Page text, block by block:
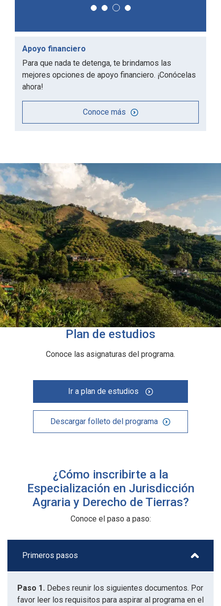
Apoyo financiero
Para que nada te detenga, te brindamos las
mejores opciones de apoyo financiero. ¡Conócelas
ahora!
Conoce más
Plan de estudios
Conoce las asignaturas del programa.
Ir a plan de estudios
Descargar folleto del programa
¿Cómo inscribirte a la
Especialización en Jurisdicción
Agraria y Derecho de Tierras?
Conoce el paso a paso:
Primeros pasos
Paso 1. Debes reunir los siguientes documentos. Por
favor leer los requisitos para aspirar al programa en el